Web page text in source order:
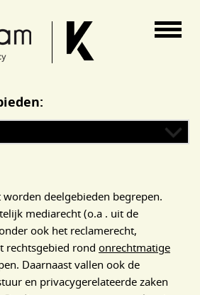
deelgebieden begrepen.
mediarecht (o.a . uit de
ook het reclamerecht,
rechtsgebied rond onrechtmatige
Daarnaast vallen ook de
en privacygerelateerde zaken